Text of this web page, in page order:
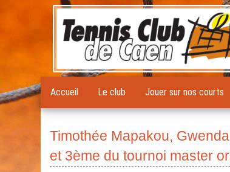
Accueil Le club Jouer sur nos courts
Timothée Mapakou,
et 3ème du tournoi master